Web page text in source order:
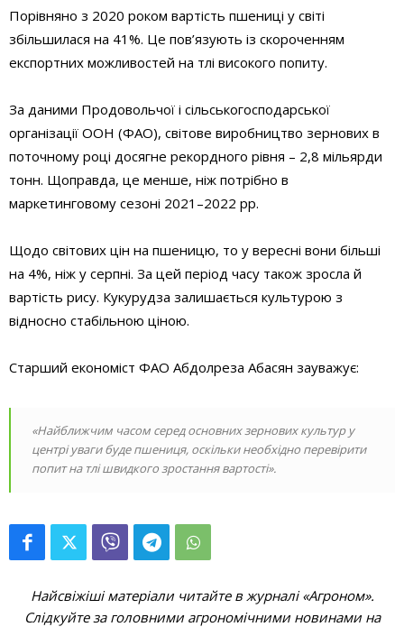
Порівняно з 2020 роком вартість пшениці у світі
збільшилася на 41%. Це пов’язують із скороченням
експортних можливостей на тлі високого попиту.
За даними Продовольчої і сільськогосподарської
організації ООН (ФАО), світове виробництво зернових в
поточному році досягне рекордного рівня – 2,8 мільярди
тонн. Щоправда, це менше, ніж потрібно в
маркетинговому сезоні 2021 –2022 рр.
Щодо світових цін на пшеницю, то у вересні вони більші
на 4%, ніж у серпні. За цей період часу також зросла й
вартість рису. Кукурудза залишається культурою з
відносно стабільною ціною.
Старший економіст ФАО Абдолреза Абасян зауважує:
«Найближчим часом серед основних зернових культур у
центрі увагибудепшениця, оскількинеобхідно перевірити
попит на тлі швидкого зростання вартості».
Найсвіжіші матеріали читайте в журналі «Агроном».
Слідкуйте за головними агрономічними новинами на